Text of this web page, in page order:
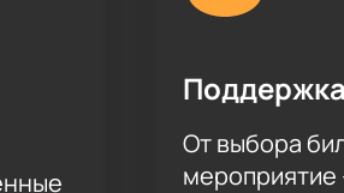
От выбора